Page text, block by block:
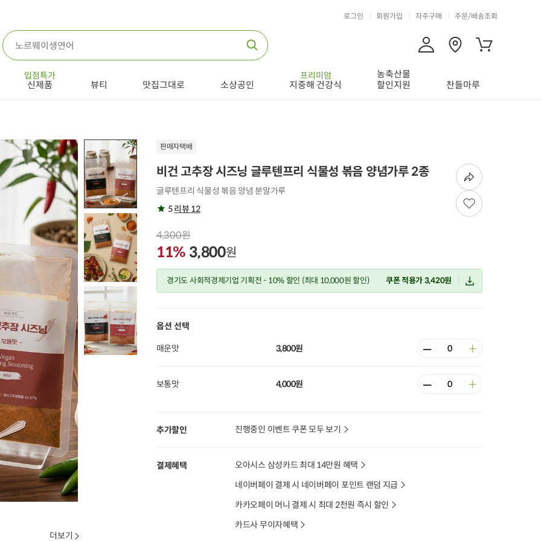
로그인 회원가입 자주구매 주문/배송조회
입점특가
신제품 뷰티 맛집그대로 소상공인
프리미엄
지중해 건강식
농축산물
할인지원
찬들마루
더보기
판매자택배
비건 고추장 시즈닝 글루텐프리 식물성 볶음 양념가루 2종
글루텐프리 식물성 볶음 양념 분말가루
5리뷰 12
4,300원
11% 3,800원
경기도 사회적경제기업 기획전- 10% 할인 (최대 10,000원 할인) 쿠폰 적용가 3,420원
옵션 선택
매운맛 3,800원
보통맛 4,000원
추가할인 진행중인 이벤트 쿠폰 모두 보기
결제혜택
오아시스 삼성카드 최대 14만원 혜택
네이버페이 결제 시 네이버페이 포인트 랜덤 지급
카카오페이 머니 결제 시 최대 2천원 즉시 할인
카드사 무이자혜택